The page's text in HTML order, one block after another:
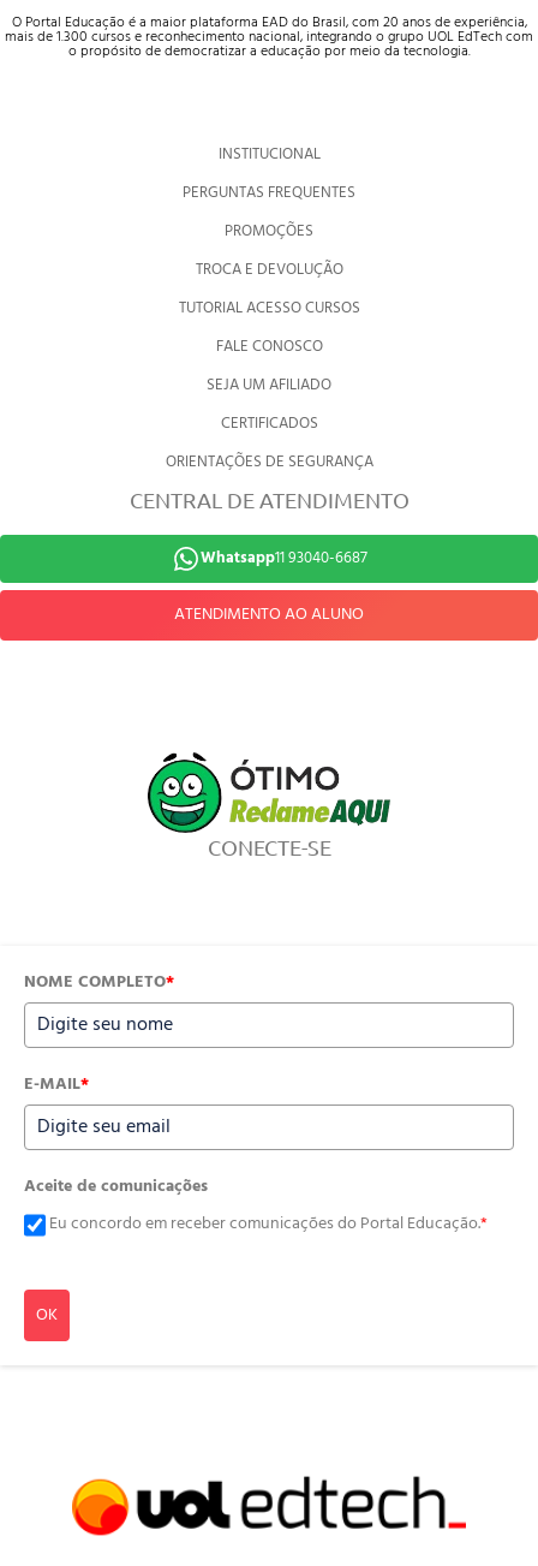
O Portal Educação é a maior plataforma EAD do Brasil, com 20 anos de experiência,
mais de 1.300 cursos e reconhecimento nacional, integrando o grupo UOL EdTech com
o propósito de democratizar a educação por meio da tecnologia.
INSTITUCIONAL
PERGUNTAS FREQUENTES
PROMOÇÕES
TROCA E DEVOLUÇÃO
TUTORIAL ACESSO CURSOS
FALE CONOSCO
SEJA UM AFILIADO
CERTIFICADOS
ORIENTAÇÕES DE SEGURANÇA
CENTRAL DE ATENDIMENTO
Whatsapp11 93040-6687
ATENDIMENTO AO ALUNO
CONECTE-SE
NOME COMPLETO*
E-MAIL*
Aceite de comunicações
Eu concordo em receber comunicações do Portal Educação.*
OK